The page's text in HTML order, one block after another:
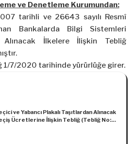
ve Denetleme Kurumundan:
tarihli ve 26643 sayılı Resmî
Bankalarda Bilgi Sistemleri
Alınacak İlkelere İlişkin Tebliğ
1/7/2020 tarihinde yürürlüğe girer.
ve Yabancı Plakalı Taşıtlardan Alınacak
Ücretlerine İlişkin Tebliğ (Tebliğ No: